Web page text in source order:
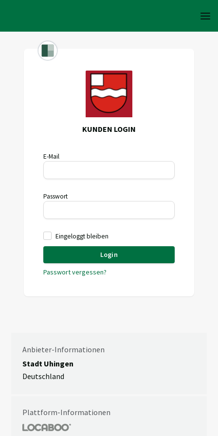
KUNDEN LOGIN
E-Mail
Passwort
Eingeloggt bleiben
Login
Passwort vergessen?
Anbieter-Informationen
Stadt Uhingen
Deutschland
Plattform-Informationen